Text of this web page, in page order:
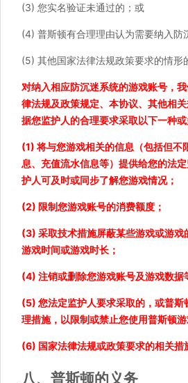
(3) 您实名验证未通过的；或
(4) 普斯顿有合理理由认为需要纳入防
(5) 其他国家法律法规政策要求的情形
对纳入相应防沉迷系统的游戏账号，
律法规及政策规定、本协议、其他相
据您监护人的合理要求采取以下一种或
(1) 将与您游戏相关的信息（包括但不
息、充值流水信息等）提供给您的法
护人可及时或同步了解您游戏情况；
(2) 限制您游戏账号的消费额度；
(3) 采取技术措施屏蔽某些游戏或游戏
游戏时间或游戏时长；
(4) 注销或删除您游戏账号及游戏数据
(5) 您法定监护人要求采取的，或普斯
理措施，以限制或禁止您使用普斯顿游
(6) 国家法律法规或政策要求的相关措
八、普斯顿的义务